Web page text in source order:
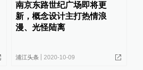
南京东路世纪广场即将更
新，概念设计主打热情浪
漫、光怪陆离
浦江头条 2020-10-09